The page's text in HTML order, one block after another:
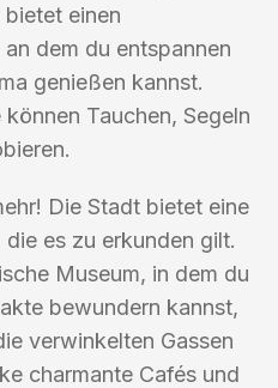
einen
dem du entspannen
genießen kannst.
Tauchen, Segeln
Die Stadt bietet eine
es zu erkunden gilt.
Museum, in dem du
bewundern kannst,
verwinkelten Gassen
charmante Cafés und